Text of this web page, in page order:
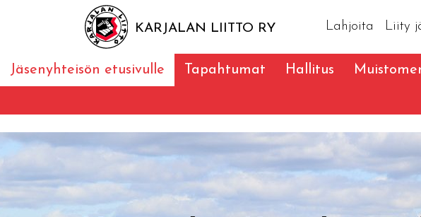
KARJALAN LIITTO RY Lahjoita Liity
Jäsenyhteisön etusivulle Tapahtumat Hallitus